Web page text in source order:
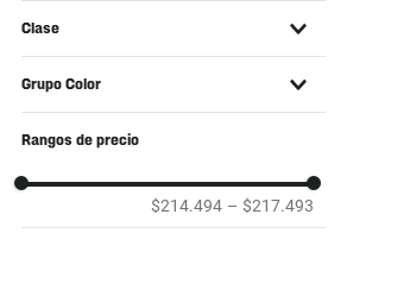
Clase
Grupo Color
Rangos de precio
$214.494 – $217.493